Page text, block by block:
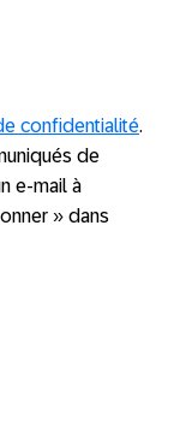
confidentialité.
de
e-mail à
» dans